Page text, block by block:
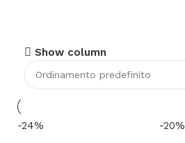
Show column
-24% -20%